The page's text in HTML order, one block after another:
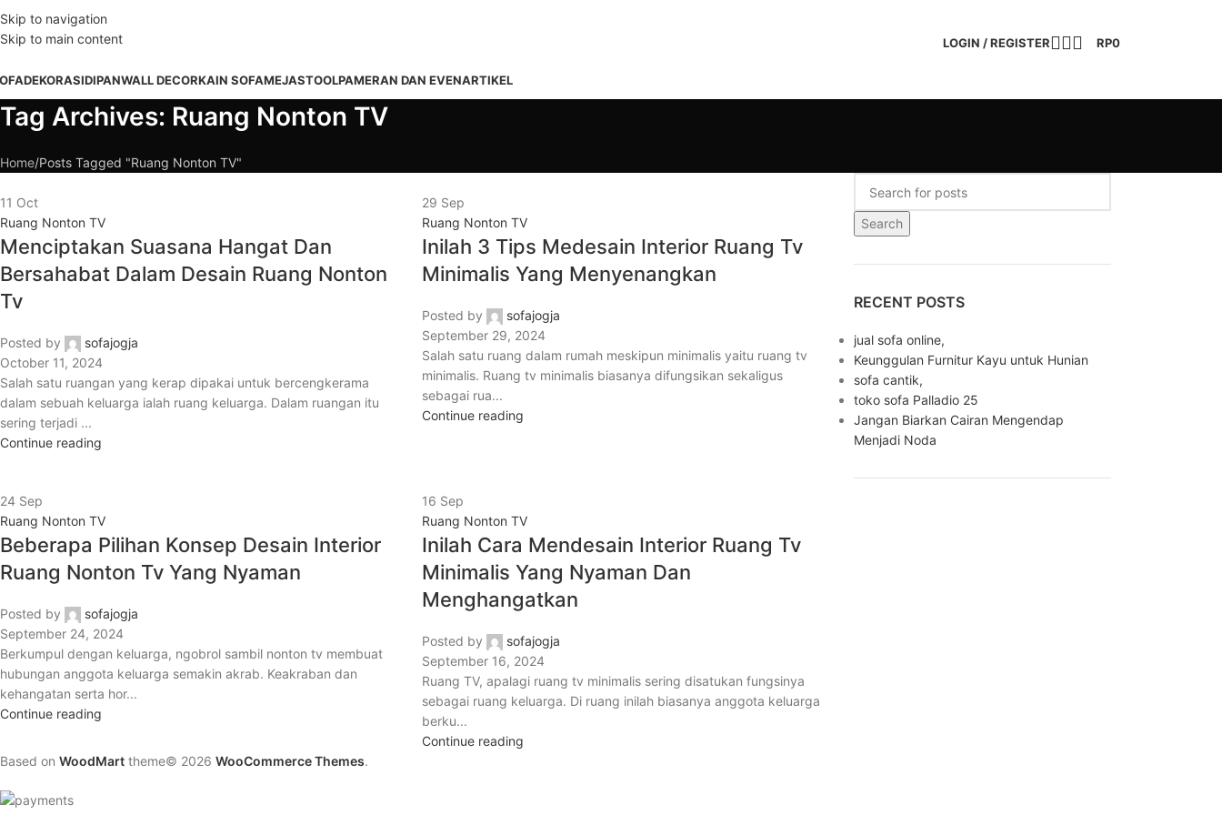
Skip to navigation
Skip to main content
ANYTHING HERE OR JUST REMOVE IT…
LOGIN / REGISTER RP0
DEKORASIDIPANWALL DECORKAIN SOFAMEJASTOOLPAMERAN DAN EVENARTIKEL
Tag Archives: Ruang Nonton TV
Home Posts Tagged "Ruang Nonton TV"
11 Oct
Ruang Nonton TV
Menciptakan Suasana Hangat Dan
Bersahabat Dalam Desain Ruang Nonton
Tv
Posted by
sofajogja
October 11, 2024
Salah satu ruangan yang kerap dipakai untuk bercengkerama
dalam sebuah keluarga ialah ruang keluarga. Dalam ruangan itu
sering terjadi ...
Continue reading
29 Sep
Ruang Nonton TV
Inilah 3 Tips Medesain Interior Ruang Tv
Minimalis Yang Menyenangkan
Posted by
sofajogja
September 29, 2024
Salah satu ruang dalam rumah meskipun minimalis yaitu ruang tv
minimalis. Ruang tv minimalis biasanya difungsikan sekaligus
sebagai rua...
Continue reading
24 Sep
Ruang Nonton TV
Beberapa Pilihan Konsep Desain Interior
Ruang Nonton Tv Yang Nyaman
Posted by
sofajogja
September 24, 2024
Berkumpul dengan keluarga, ngobrol sambil nonton tv membuat
hubungan anggota keluarga semakin akrab. Keakraban dan
kehangatan serta hor...
Continue reading
16 Sep
Ruang Nonton TV
Inilah Cara Mendesain Interior Ruang Tv
Minimalis Yang Nyaman Dan
Menghangatkan
Posted by
sofajogja
September 16, 2024
Ruang TV, apalagi ruang tv minimalis sering disatukan fungsinya
sebagai ruang keluarga. Di ruang inilah biasanya anggota keluarga
berku...
Continue reading
Search
RECENT POSTS
jual sofa online,
Keunggulan Furnitur Kayu untuk Hunian
sofa cantik,
toko sofa Palladio 25
Jangan Biarkan Cairan Mengendap
Menjadi Noda
Based on WoodMart theme© 2026 WooCommerce Themes.